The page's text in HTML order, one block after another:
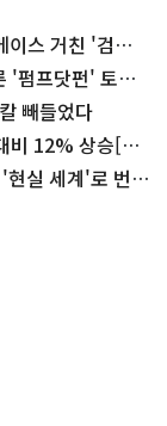
이스 거친 '검증
'펌프닷펀' 토큰
빼들었다
비 12% 상승[특
실 세계'로 번졌